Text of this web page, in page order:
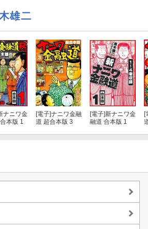
雄二
ナニワ金
本版 1
[電子]ナニワ金融
道 超合本版 3
[電子]新ナニワ金
融道 合本版 1
[